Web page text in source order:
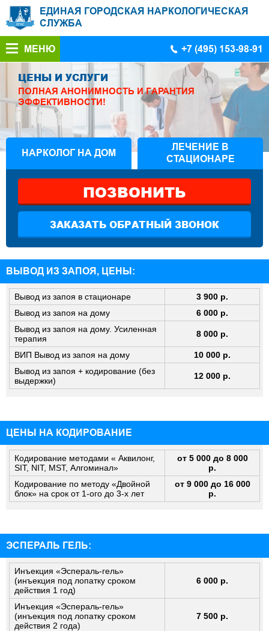
ЕДИНАЯ ГОРОДСКАЯ НАРКОЛОГИЧЕСКАЯ
СЛУЖБА
МЕНЮ +7 (495) 153-98-91
ЦЕНЫ И УСЛУГИ
ПОЛНАЯ АНОНИМНОСТЬ И ГАРАНТИЯ
ЭФФЕКТИВНОСТИ!
НАРКОЛОГ НА ДОМ
ЛЕЧЕНИЕ В
СТАЦИОНАРЕ
ПОЗВОНИТЬ
ЗАКАЗАТЬ ОБРАТНЫЙ ЗВОНОК
ВЫВОД ИЗ ЗАПОЯ, ЦЕНЫ:
Вывод из запоя в стационаре
3 900 р.
Вывод из запоя на дому
6 000 р.
Вывод из запоя на дому. Усиленная
терапия
8 000 р.
ВИП Вывод из запоя на дому
10 000 р.
Вывод из запоя + кодирование (без
выдержки)
12 000 р.
ЦЕНЫ НА КОДИРОВАНИЕ
Кодирование методами « Аквилонг,
SIT, NIT, MST, Алгоминал»
от 5 000 до 8 000
р.
Кодирование по методу «Двойной
блок» на срок от 1-ого до 3-х лет
от 9 000 до 16 000
р.
ЭСПЕРАЛЬ ГЕЛЬ:
Инъекция «Эспераль-гель»
(инъекция под лопатку сроком
действия 1 год)
6 000 р.
Инъекция «Эспераль-гель»
(инъекция под лопатку сроком
действия 2 года)
7 500 р.